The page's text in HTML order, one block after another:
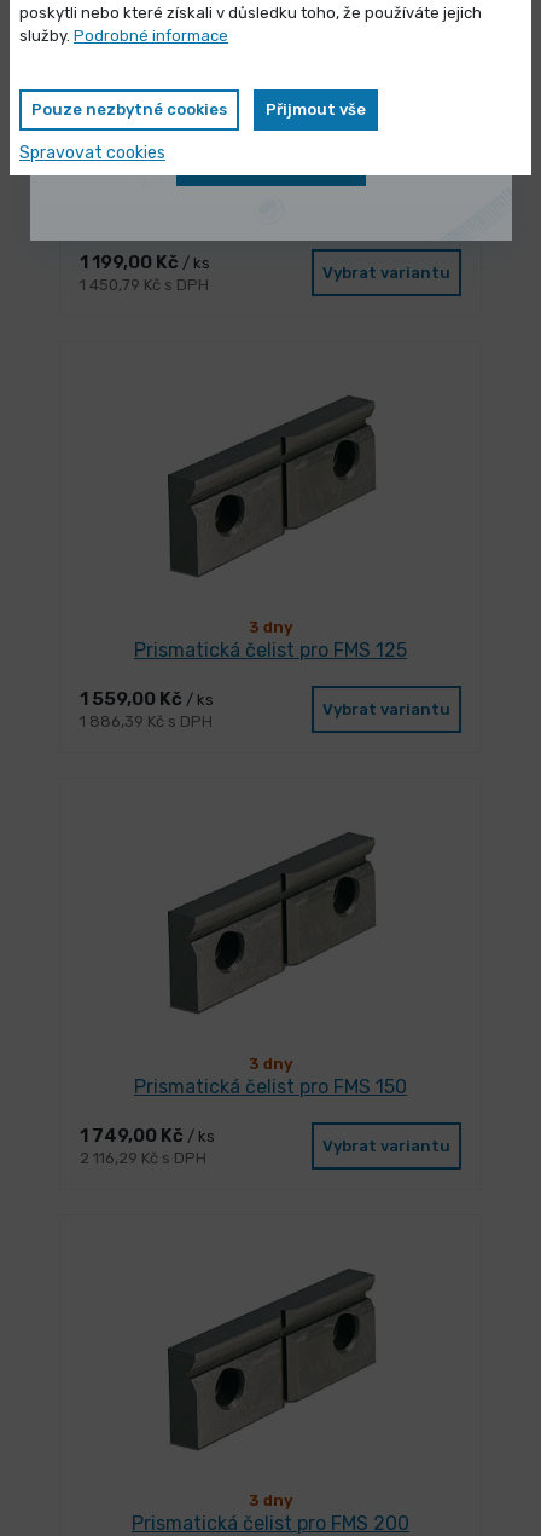
3 dny
1 199,00 Kč / ks
1 450,79 Kč s DPH
Vybrat variantu
3 dny
Prismatická čelist pro FMS 125
1 559,00 Kč / ks
1 886,39 Kč s DPH
Vybrat variantu
3 dny
Prismatická čelist pro FMS 150
1 749,00 Kč / ks
2 116,29 Kč s DPH
Vybrat variantu
3 dny
Prismatická čelist pro FMS 200
poskytli nebo které získali v důsledku toho, že používáte jejich
služby. Podrobné informace
Pouze nezbytné cookies Přijmout vše
Spravovat cookies
Vybrané produkty nyní pořídíte za